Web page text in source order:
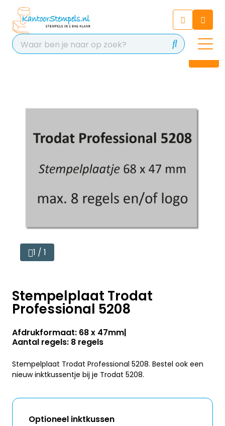
Chat 24/7 met onze chatbot
voor hulp
Contact
1 / 1
Stempelplaat Trodat
Professional 5208
Afdrukformaat: 68 x 47mm
Aantal regels: 8 regels
Stempelplaat Trodat Professional 5208. Bestel ook een
nieuw inktkussentje bij je Trodat 5208.
Optioneel inktkussen